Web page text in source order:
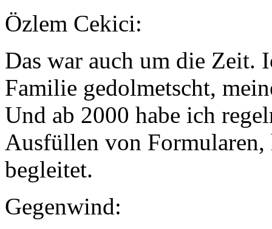
Özlem Cekici:
Das war auch um die Zeit.
Familie gedolmetscht,
Und ab 2000 habe ich
Ausfüllen von Formularen,
begleitet.
Gegenwind: